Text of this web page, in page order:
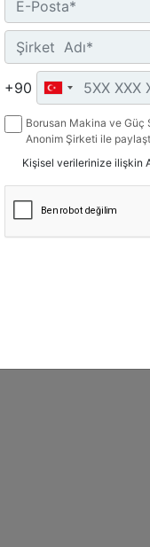
+90
Borusan Makina ve
Anonim Şirketi ile
ile ilgili mesaj
Kişisel verilerinize ilişkin